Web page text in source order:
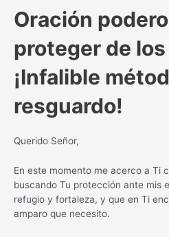
Oración
proteger de
¡Infalible
resguardo!
Querido Señor,
En este momento me acerco a Ti
buscando Tu protección ante mis
refugio y fortaleza, y que en Ti
amparo que necesito.